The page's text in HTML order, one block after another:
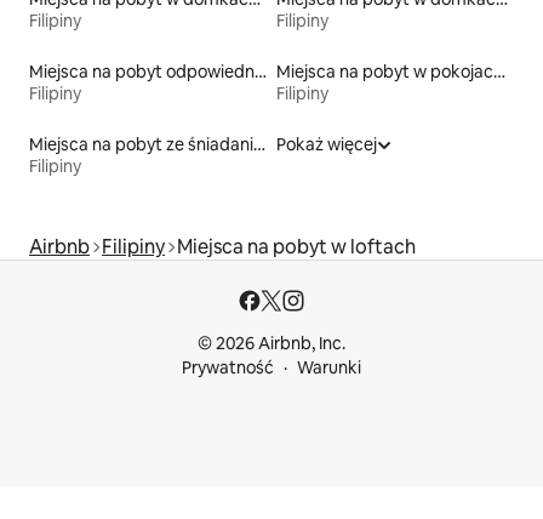
Filipiny
Filipiny
Miejsca na pobyt odpowiednie dla rodzin
Filipiny
Miejsca na pobyt w pokojach prywatnych z łazienką
Filipiny
Miejsca na pobyt ze śniadaniem
Filipiny
Pokaż więcej
Airbnb Filipiny Miejsca na pobyt w loftach
© 2026 Airbnb, Inc.
Prywatność
Warunki